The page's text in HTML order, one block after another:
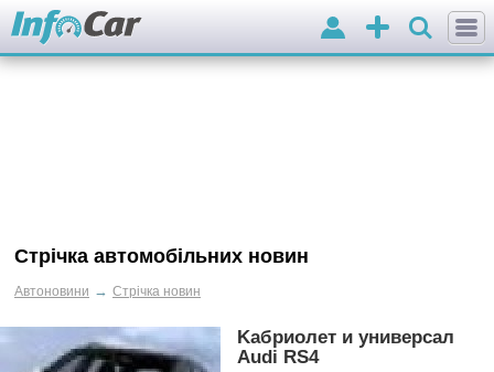
Додати
оголошення
Вхід
Стрічка автомобільних новин
Автоновини → Стрічка новин
Kaбриолет и универсал
Audi RS4